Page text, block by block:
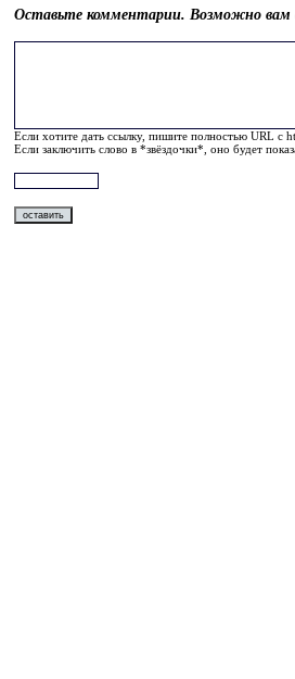
Оставьте комментарии. Возможно вам
Если хотите дать ссылку, пишите полностью URL с
Если заключить слово в *звёздочки*, оно будет